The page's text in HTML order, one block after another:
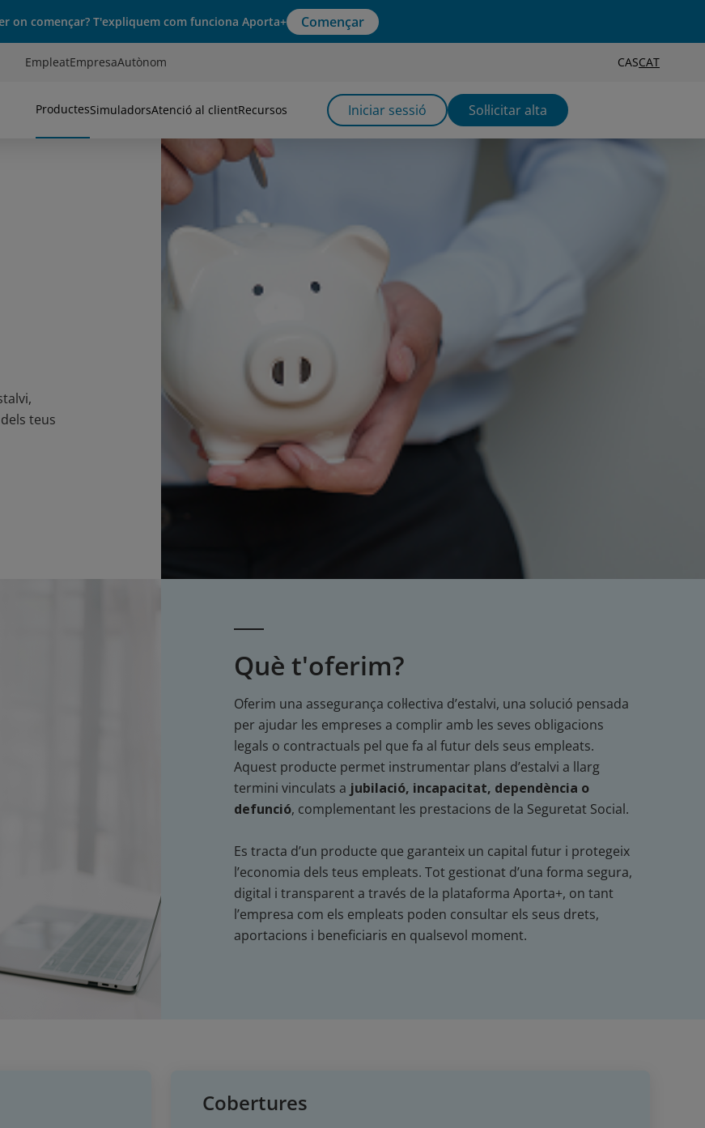
on començar? T'expliquem com funciona Aporta+ Començar
EmpleatEmpresaAutònom CASCAT
ProductesSimuladorsAtenció al clientRecursos Iniciar sessió Sol·licitar alta
teus
Què t'oferim?
Oferim una assegurança col·lectiva d’estalvi, una solució pensada
per ajudar les empreses a complir amb les seves obligacions
legals o contractuals pel que fa al futur dels seus empleats.
Aquest producte permet instrumentar plans d’estalvi a llarg
termini vinculats a jubilació, incapacitat, dependència o
defunció, complementant les prestacions de la Seguretat Social.
Es tracta d’un producte que garanteix un capital futur i protegeix
l’economia dels teus empleats. Tot gestionat d’una forma segura,
digital i transparent a través de la plataforma Aporta+, on tant
l’empresa com els empleats poden consultar els seus drets,
aportacions i beneficiaris en qualsevol moment.
Cobertures